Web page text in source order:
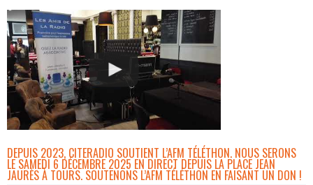
DEPUIS 2023, CITERADIO SOUTIENT L’AFM TÉLÉTHON. NOUS SERONS
LE SAMEDI 6 DÉCEMBRE 2025 EN DIRECT DEPUIS LA PLACE JEAN
JAURÈS À TOURS. SOUTENONS L’AFM TÉLÉTHON EN FAISANT UN DON !